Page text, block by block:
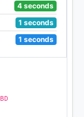
4 seconds
1 seconds
1 seconds